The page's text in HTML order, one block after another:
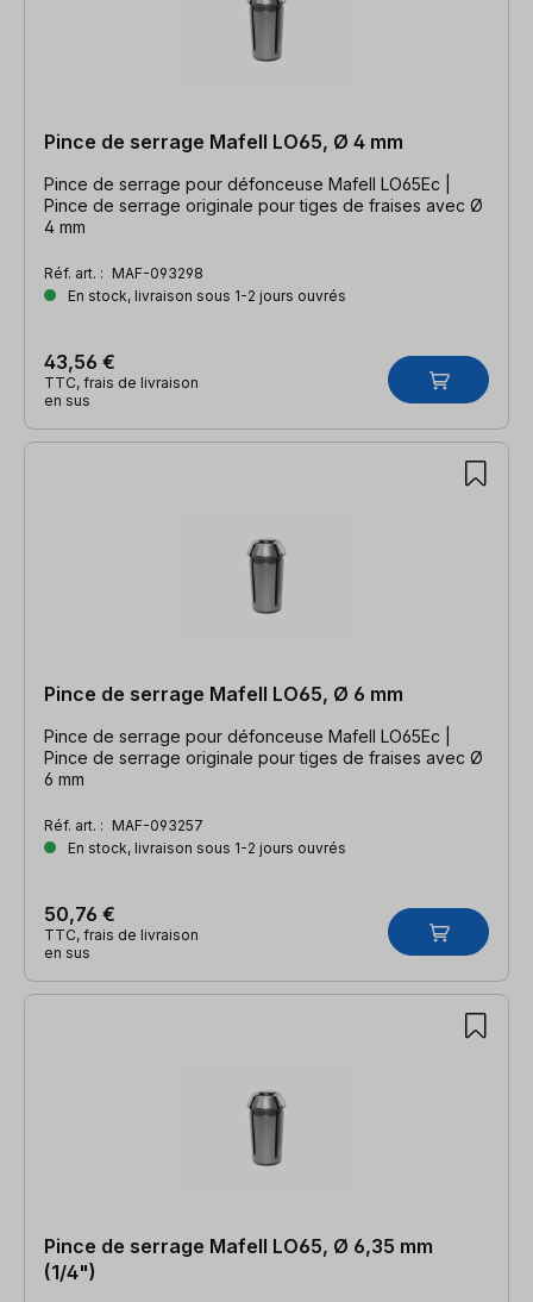
Pince de serrage Mafell LO65, Ø 4 mm
Pince de serrage pour défonceuse Mafell LO65Ec |
Pince de serrage originale pour tiges de fraises avec Ø
4 mm
Réf. art. : MAF-093298
En stock, livraison sous 1-2 jours ouvrés
43,56 €
TTC, frais de livraison
en sus
Pince de serrage Mafell LO65, Ø 6 mm
Pince de serrage pour défonceuse Mafell LO65Ec |
Pince de serrage originale pour tiges de fraises avec Ø
6 mm
Réf. art. : MAF-093257
En stock, livraison sous 1-2 jours ouvrés
50,76 €
TTC, frais de livraison
en sus
Pince de serrage Mafell LO65, Ø 6,35 mm
(1/4")